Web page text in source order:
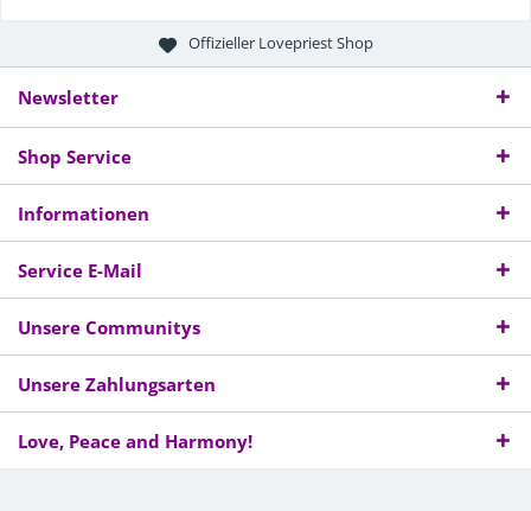
Offizieller Lovepriest Shop
Newsletter
Shop Service
Informationen
Service E-Mail
Unsere Communitys
Unsere Zahlungsarten
Love, Peace and Harmony!